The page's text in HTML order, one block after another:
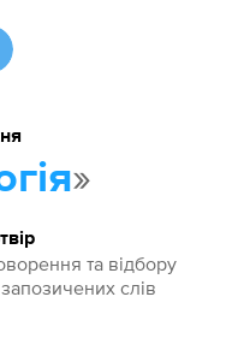
»
та відбору
слів